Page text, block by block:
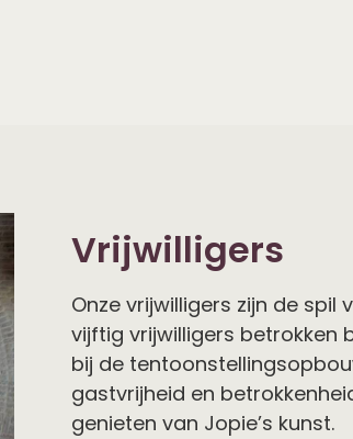
Vrijwilligers
Onze vrijwilligers zijn de spil
vijftig vrijwilligers betrokken
bij de
gastvrijheid en
genieten van Jopie’s kunst.